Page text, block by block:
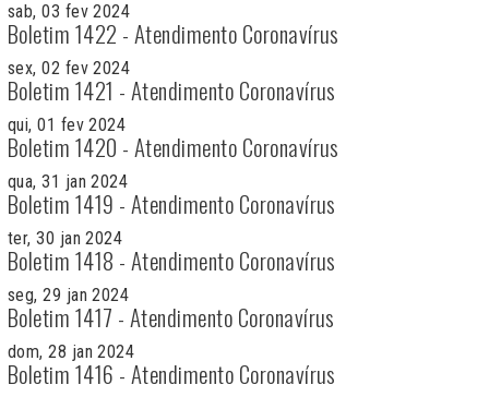
sab, 03 fev 2024
Boletim 1422 - Atendimento Coronavírus
sex, 02 fev 2024
Boletim 1421 - Atendimento Coronavírus
qui, 01 fev 2024
Boletim 1420 - Atendimento Coronavírus
qua, 31 jan 2024
Boletim 1419 - Atendimento Coronavírus
ter, 30 jan 2024
Boletim 1418 - Atendimento Coronavírus
seg, 29 jan 2024
Boletim 1417 - Atendimento Coronavírus
dom, 28 jan 2024
Boletim 1416 - Atendimento Coronavírus